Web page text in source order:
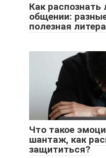
Как распознать
общении:
полезная
Что такое
шантаж, как
защититься?